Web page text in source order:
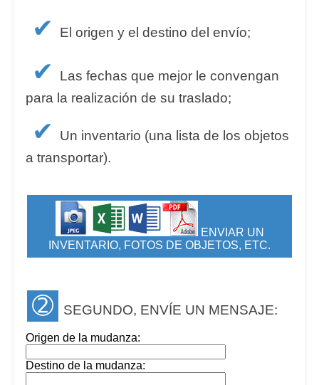
✔ El origen y el destino del envío;
✔
Las fechas que mejor le convengan
para la realización de su traslado;
✔
Un inventario (una lista de los objetos
a transportar).
ENVIAR UN
INVENTARIO, FOTOS DE OBJETOS, ETC.
➁ SEGUNDO, ENVÍE UN MENSAJE:
Origen de la mudanza:
Destino de la mudanza: